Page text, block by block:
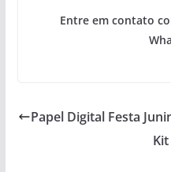
Entre em contato
Papel Digital Festa